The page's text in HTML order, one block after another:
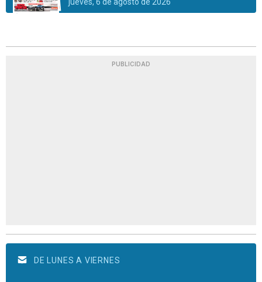
PUBLICIDAD
DE LUNES A VIERNES